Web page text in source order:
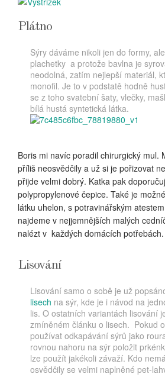
Plátno
Sýry dáváme nikoli jen do formy,
plachetky a protože bavlna je
neodolná, zatím nejlepší materiál,
monofil. Je to v podstatě hodně
se z toho svatební šaty, vlečky,
bílá hustá syntetická látka.
Boris mi navíc poradil chirurgický mul.
příliš neosvědčily a už si je pořizovat
přijde velmi dobrý. Katka pak
polypropylenové čepice. Také je
látku uhelon, s potravinářským
najdeme v nejjemnějších malých
nalézt v každých domácích potřebách.
Lisování
Lisování samo o sobě je už
lisech na sýr, kde je i návod na
lis. O ostatních variantách lisování
zmíněném článku o lisech. Pokud
používat odkapávání sýrů jako
rovnou nahoru na sýr položit
lze použít jakékoli závaží. Kdo
osvědčily se velmi naplněné pet-